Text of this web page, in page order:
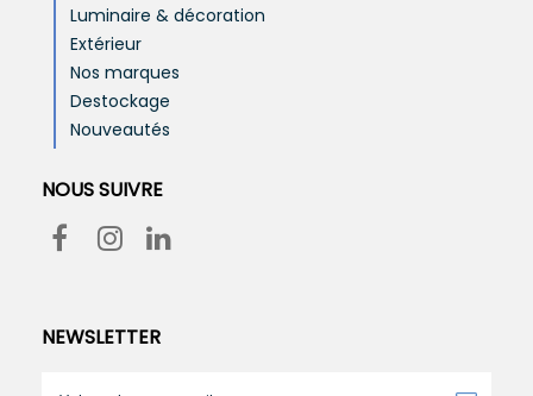
Luminaire & décoration
Extérieur
Nos marques
Destockage
Nouveautés
NOUS SUIVRE
NEWSLETTER